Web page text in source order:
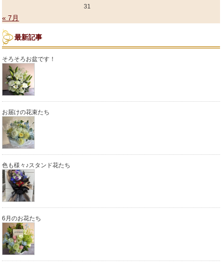
31
« 7月
最新記事
そろそろお盆です！
お届けの花束たち
色も様々♪スタンド花たち
6月のお花たち